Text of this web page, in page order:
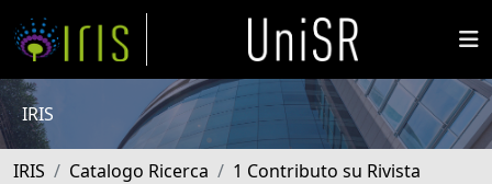
IRIS
IRIS Catalogo Ricerca
1 Contributo su Rivista